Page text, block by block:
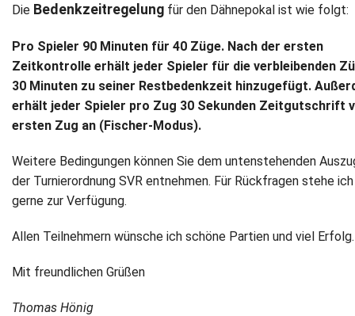
Die Bedenkzeitregelung für den Dähnepokal ist wie folgt:
Pro Spieler 90 Minuten für 40 Züge. Nach der ersten
Zeitkontrolle erhält jeder Spieler für die verbleibenden
30 Minuten zu seiner Restbedenkzeit hinzugefügt.
erhält jeder Spieler pro Zug 30 Sekunden Zeitgutschrift
ersten Zug an (Fischer-Modus).
Weitere Bedingungen können Sie dem untenstehenden
der Turnierordnung SVR entnehmen. Für Rückfragen stehe ich
gerne zur Verfügung.
Allen Teilnehmern wünsche ich schöne Partien und viel Erfolg.
Mit freundlichen Grüßen
Thomas Hönig